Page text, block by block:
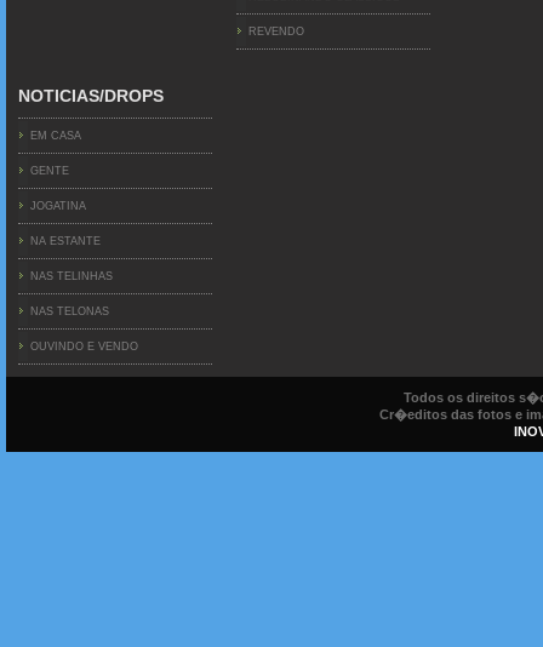
REVENDO
NOTICIAS/DROPS
EM CASA
GENTE
JOGATINA
NA ESTANTE
NAS TELINHAS
NAS TELONAS
OUVINDO E VENDO
Todos os direitos
Cr�editos das fotos e